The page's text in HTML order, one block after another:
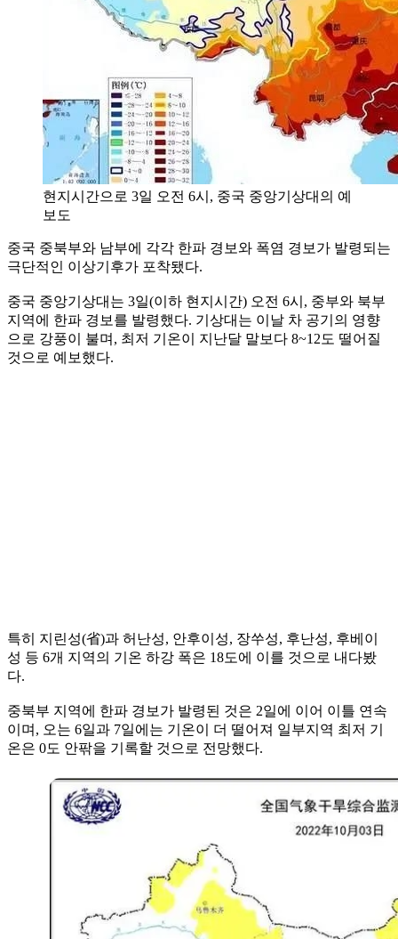
현지시간으로 3일 오전 6시, 중국 중앙기상대의 예
보도
중국 중북부와 남부에 각각 한파 경보와 폭염 경보가 발령되는
극단적인 이상기후가 포착됐다.
중국 중앙기상대는 3일(이하 현지시간) 오전 6시, 중부와 북부
지역에 한파 경보를 발령했다. 기상대는 이날 차 공기의 영향
으로 강풍이 불며, 최저 기온이 지난달 말보다 8~12도 떨어질
것으로 예보했다.
특히 지린성(省)과 허난성, 안후이성, 장쑤성, 후난성, 후베이
성 등 6개 지역의 기온 하강 폭은 18도에 이를 것으로 내다봤
다.
중북부 지역에 한파 경보가 발령된 것은 2일에 이어 이틀 연속
이며, 오는 6일과 7일에는 기온이 더 떨어져 일부지역 최저 기
온은 0도 안팎을 기록할 것으로 전망했다.